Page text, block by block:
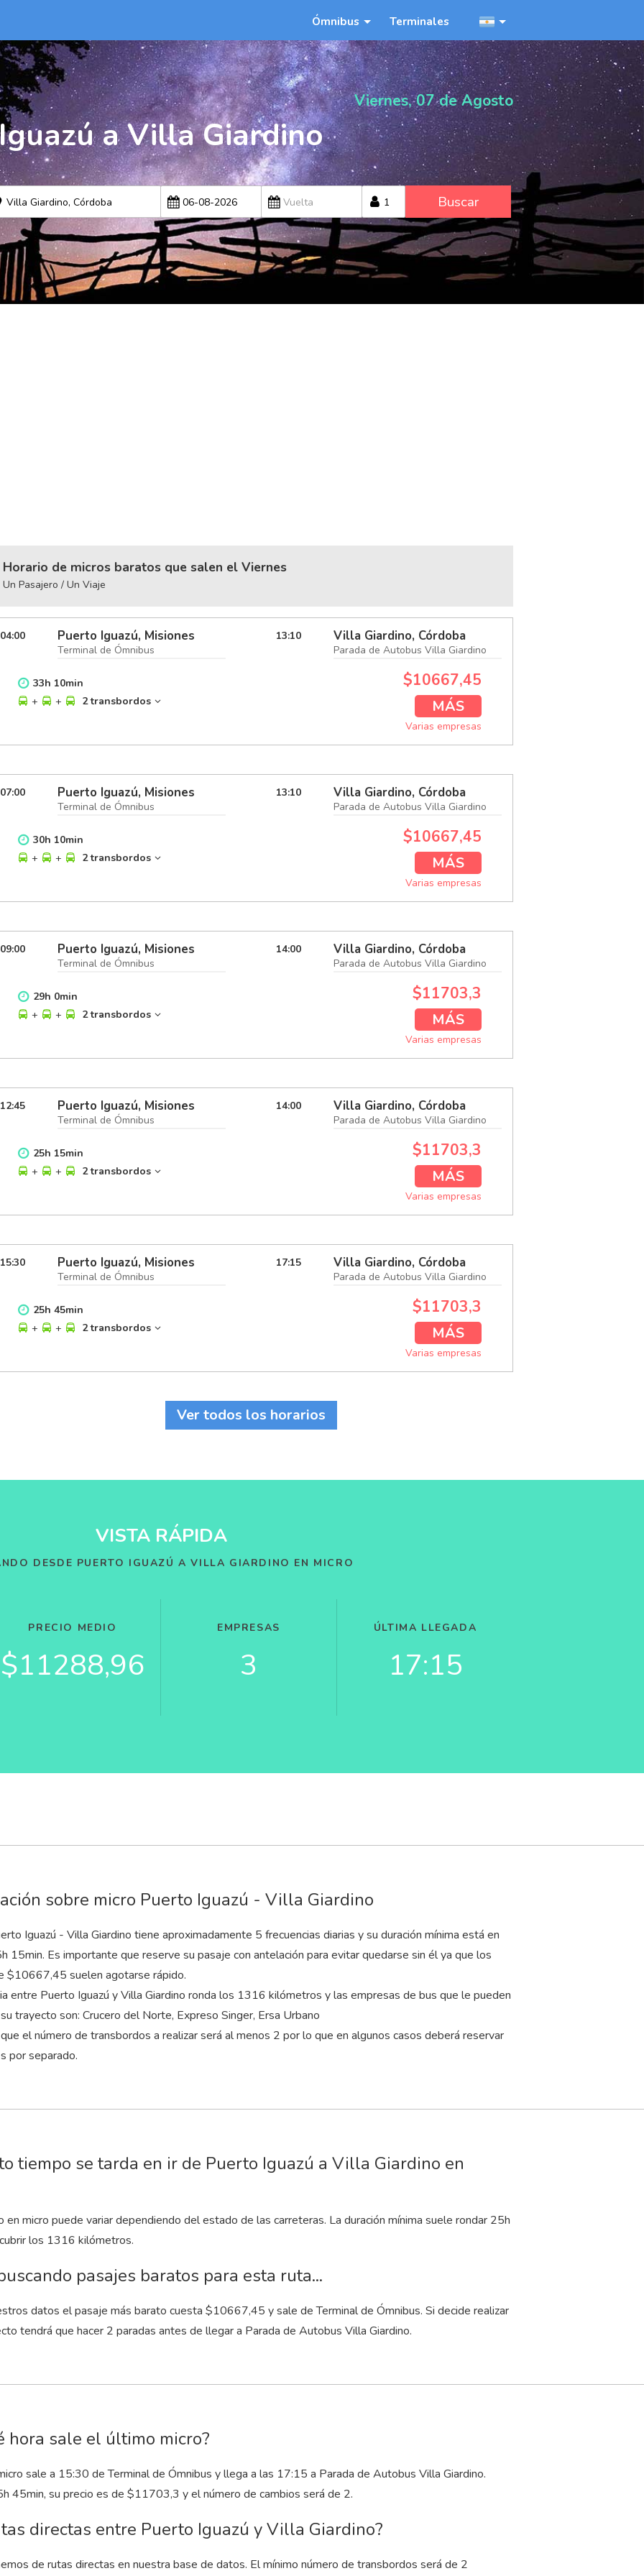
Ómnibus Terminales
Viernes, 07 de Agosto
a Villa Giardino
Buscar
Horario de micros baratos que salen el Viernes
Un Pasajero / Un Viaje
04:00 Puerto Iguazú, Misiones
Terminal de Ómnibus
13:10 Villa Giardino, Córdoba
Parada de Autobus Villa Giardino
33h 10min
+
+ 2 transbordos
$10667,45
MÁS
Varias empresas
07:00 Puerto Iguazú, Misiones
Terminal de Ómnibus
13:10 Villa Giardino, Córdoba
Parada de Autobus Villa Giardino
30h 10min
+
+ 2 transbordos
$10667,45
MÁS
Varias empresas
09:00 Puerto Iguazú, Misiones
Terminal de Ómnibus
14:00 Villa Giardino, Córdoba
Parada de Autobus Villa Giardino
29h 0min
+
+ 2 transbordos
$11703,3
MÁS
Varias empresas
12:45 Puerto Iguazú, Misiones
Terminal de Ómnibus
14:00 Villa Giardino, Córdoba
Parada de Autobus Villa Giardino
25h 15min
+
+ 2 transbordos
$11703,3
MÁS
Varias empresas
15:30 Puerto Iguazú, Misiones
Terminal de Ómnibus
17:15 Villa Giardino, Córdoba
Parada de Autobus Villa Giardino
25h 45min
+
+ 2 transbordos
$11703,3
MÁS
Varias empresas
Ver todos los horarios
VISTA RÁPIDA
DESDE PUERTO IGUAZÚ A VILLA GIARDINO EN MICRO
PRECIO MEDIO
$11288,96
EMPRESAS
3
ÚLTIMA LLEGADA
17:15
sobre micro Puerto Iguazú - Villa Giardino
Iguazú - Villa Giardino tiene aproximadamente 5 frecuencias diarias y su duración mínima está en
h 15min. Es importante que reserve su pasaje con antelación para evitar quedarse sin él ya que los
$10667,45 suelen agotarse rápido.
entre Puerto Iguazú y Villa Giardino ronda los 1316 kilómetros y las empresas de bus que le pueden
trayecto son: Crucero del Norte, Expreso Singer, Ersa Urbano
el número de transbordos a realizar será al menos 2 por lo que en algunos casos deberá reservar
por separado.
tiempo se tarda en ir de Puerto Iguazú a Villa Giardino en
en micro puede variar dependiendo del estado de las carreteras. La duración mínima suele rondar 25h
los 1316 kilómetros.
pasajes baratos para esta ruta...
datos el pasaje más barato cuesta $10667,45 y sale de Terminal de Ómnibus. Si decide realizar
tendrá que hacer 2 paradas antes de llegar a Parada de Autobus Villa Giardino.
hora sale el último micro?
sale a 15:30 de Terminal de Ómnibus y llega a las 17:15 a Parada de Autobus Villa Giardino.
h 45min, su precio es de $11703,3 y el número de cambios será de 2.
directas entre Puerto Iguazú y Villa Giardino?
de rutas directas en nuestra base de datos. El mínimo número de transbordos será de 2